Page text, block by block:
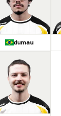
dumau